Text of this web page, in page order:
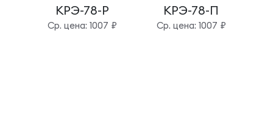
КРЭ-78-Р
Cр. цена: 1007 ₽
КРЭ-78-П
Cр. цена: 1007 ₽